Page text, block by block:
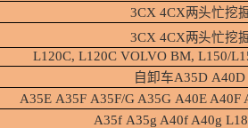
3CX 4CX两头忙挖
3CX 4CX两头忙挖
L120C, L120C VOLVO BM, L150/
自卸车A35D A40D
A35E A35F A35F/G A35G A40E A40F
A35f A35g A40f A40g